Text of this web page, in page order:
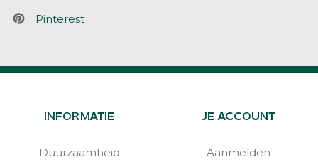
Pinterest
INFORMATIE
Duurzaamheid
JE ACCOUNT
Aanmelden